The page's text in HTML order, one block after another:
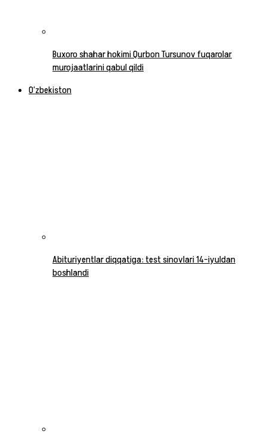
Buxoro shahar hokimi Qurbon Tursunov fuqarolar
murojaatlarini qabul qildi
O‘zbekiston
Abituriyentlar diqqatiga: test sinovlari 14-iyuldan
boshlandi